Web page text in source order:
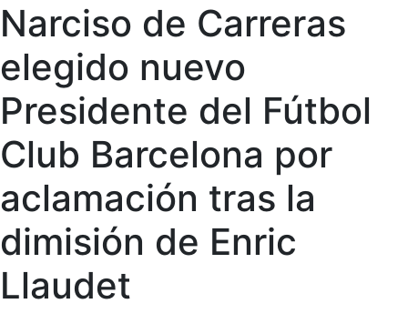
Narciso de Carreras
elegido nuevo
Presidente del Fútbol
Club Barcelona por
aclamación tras la
dimisión de Enric
Llaudet